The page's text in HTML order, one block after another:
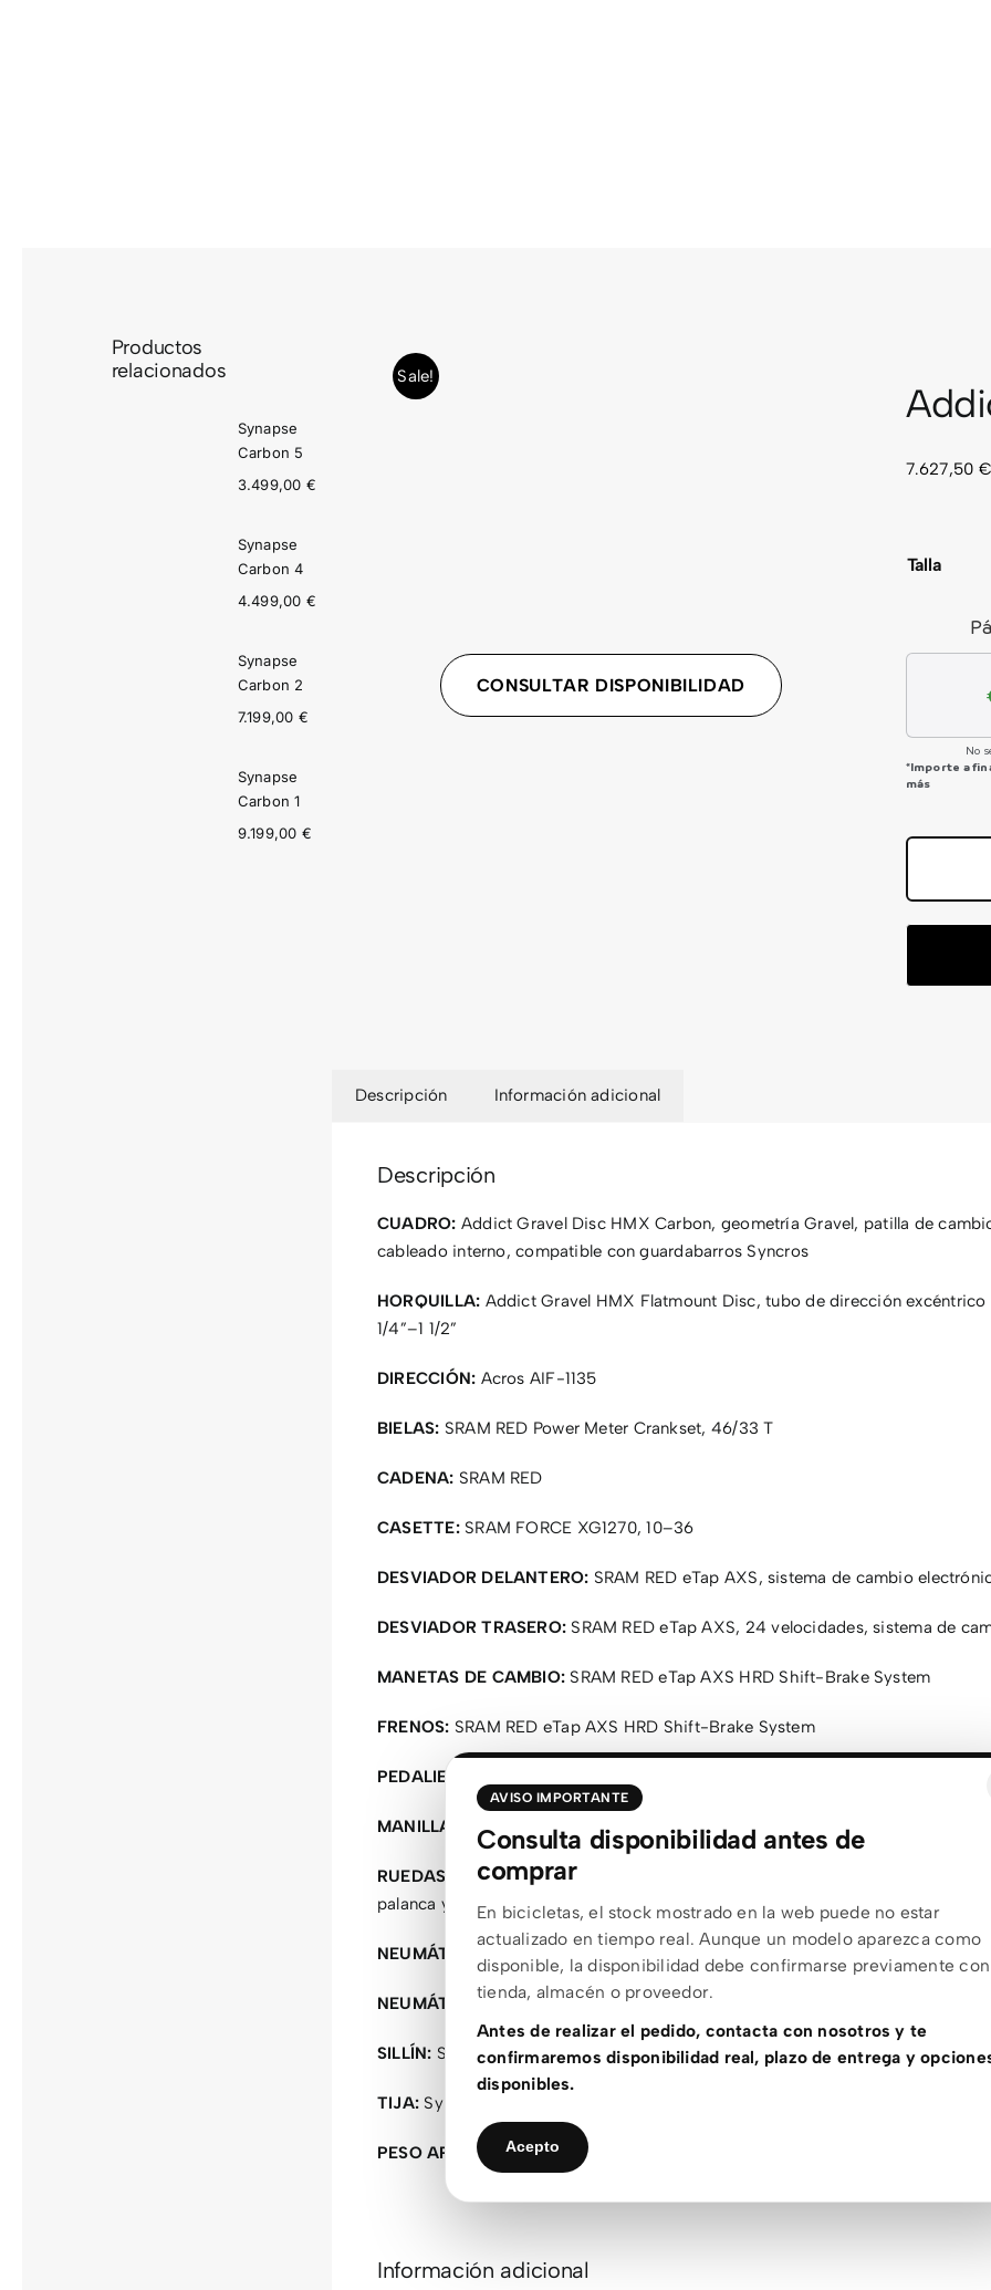
Productos
relacionados
Synapse
Carbon 5
3.499,00 €
Synapse
Carbon 4
4.499,00 €
Synapse
Carbon 2
7.199,00 €
Synapse
Carbon 1
9.199,00 €
Sale!
CONSULTAR DISPONIBILIDAD
7.627,50 €
Talla
No
*Importe a
más
Descripción Información adicional
Descripción
CUADRO: Addict Gravel Disc HMX Carbon, geometría Gravel, patilla de
cableado interno, compatible con guardabarros Syncros
HORQUILLA: Addict Gravel HMX Flatmount Disc, tubo de dirección excéntrico
1/4”–1 1/2”
DIRECCIÓN: Acros AIF-1135
BIELAS: SRAM RED Power Meter Crankset, 46/33 T
CADENA: SRAM RED
CASETTE:SRAM FORCE XG1270, 10–36
DESVIADOR DELANTERO: SRAM RED eTap AXS, sistema de cambio
DESVIADOR TRASERO: SRAM RED eTap AXS, 24 velocidades, sistema de
MANETAS DE CAMBIO: SRAM RED eTap AXS HRD Shift-Brake System
FRENOS: SRAM RED eTap AXS HRD Shift-Brake System
PEDALIER:
MANILLAR: Syncros Creston iC SL X, combo de carbono integrado
RUEDAS:
Fulcrum Rapid RED CULT Carbon, 24 radios delante y detrás, ejes
palanca y herramienta desmontable
NEUMÁTICO: Schwalbe G-One Race Evolution, 700x45C
NEUMÁTICO TRASERO:Schwalbe G-One Race Evolution, 700x45C
SILLÍN: Syncros Tofino Regular 1.0 Cut Out
TIJA: Syncros Duncan SL Aero
PESO APROXIMADO:7,98 kg
Información adicional
AVISO IMPORTANTE
Consulta disponibilidad antes de
comprar
En bicicletas, el stock mostrado en la web puede no estar
actualizado en tiempo real. Aunque un modelo aparezca como
disponible, la disponibilidad debe confirmarse previamente con
tienda, almacén o proveedor.
Antes de realizar el pedido, contacta con nosotros y te
confirmaremos disponibilidad real, plazo de entrega y
disponibles.
Acepto